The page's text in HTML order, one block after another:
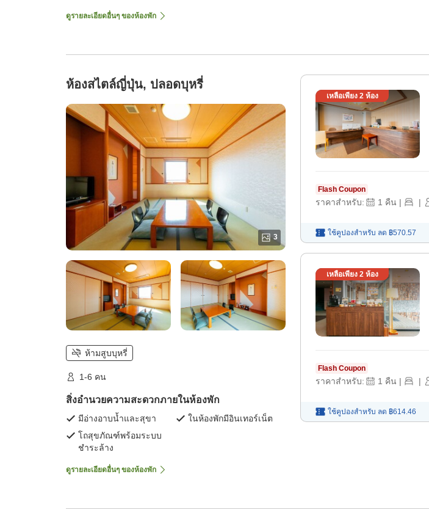
ดูรายละเอียดอื่นๆ ของห้องพัก
ห้องสไตล์ญี่ปุ่น, ปลอดบุหรี่
3
ห้ามสูบบุหรี่
1-6 คน
สิ่งอำนวยความสะดวกภายในห้องพัก
มีอ่างอาบน้ำและสุขา
ในห้องพักมีอินเทอร์เน็ต
โถสุขภัณฑ์พร้อมระบบ
ชำระล้าง
ดูรายละเอียดอื่นๆ ของห้องพัก
เหลือเพียง 2ห้อง
Flash Coupon
ราคาสำหรับ: 1 คืน | |
ใช้คูปองสำหรับ ลด ฿570.57
เหลือเพียง 2ห้อง
Flash Coupon
ราคาสำหรับ: 1 คืน | |
ใช้คูปองสำหรับ ลด ฿614.46